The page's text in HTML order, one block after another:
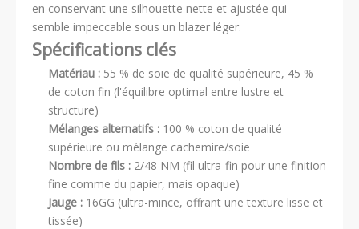
en conservant une silhouette nette et ajustée qui
semble impeccable sous un blazer léger.
Spécifications clés
Matériau : 55 % de soie de qualité supérieure, 45 %
de coton fin (l'équilibre optimal entre lustre et
structure)
Mélanges alternatifs : 100 % coton de qualité
supérieure ou mélange cachemire/soie
Nombre de fils : 2/48 NM (fil ultra-fin pour une finition
fine comme du papier, mais opaque)
Jauge : 16GG (ultra-mince, offrant une texture lisse et
tissée)